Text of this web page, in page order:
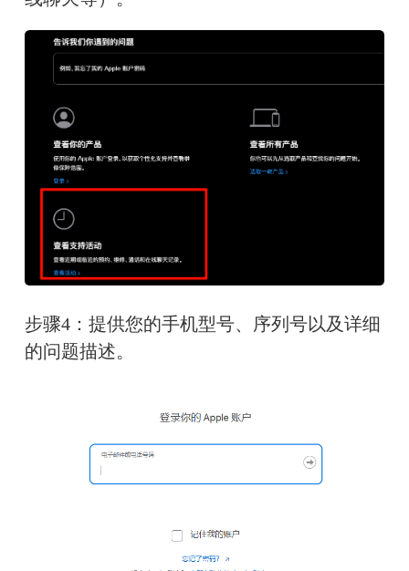
步骤4：提供您的手机型号、序列号以及详细
的问题描述。